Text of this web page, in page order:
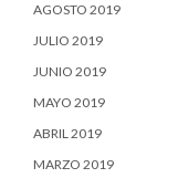
AGOSTO 2019
JULIO 2019
JUNIO 2019
MAYO 2019
ABRIL 2019
MARZO 2019